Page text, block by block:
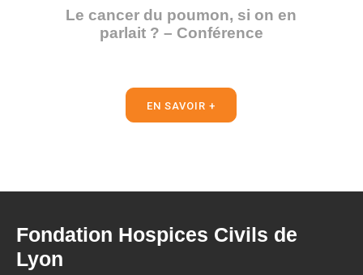
Le cancer du poumon, si on en
parlait ? – Conférence
EN SAVOIR +
Fondation Hospices Civils de
Lyon